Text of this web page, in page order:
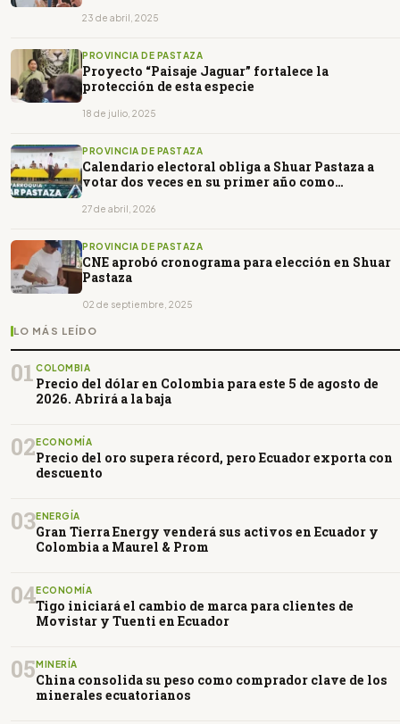
23 de abril, 2025
PROVINCIA DE PASTAZA
Proyecto “Paisaje Jaguar” fortalece la
protección de esta especie
18 de julio, 2025
PROVINCIA DE PASTAZA
Calendario electoral obliga a Shuar Pastaza a
votar dos veces en su primer año como
27 de abril, 2026
PROVINCIA DE PASTAZA
CNE aprobó cronograma para elección en Shuar
Pastaza
02 de septiembre, 2025
LO MÁS LEÍDO
01 COLOMBIA
Precio del dólar en Colombia para este 5 de agosto de
2026. Abrirá a la baja
02ECONOMÍA
Precio del oro supera récord, pero Ecuador exporta con
descuento
03ENERGÍA
Gran Tierra Energy venderá sus activos en Ecuador y
Colombia a Maurel & Prom
04ECONOMÍA
Tigo iniciará el cambio de marca para clientes de
Movistar y Tuenti en Ecuador
05MINERÍA
China consolida su peso como comprador clave de los
minerales ecuatorianos